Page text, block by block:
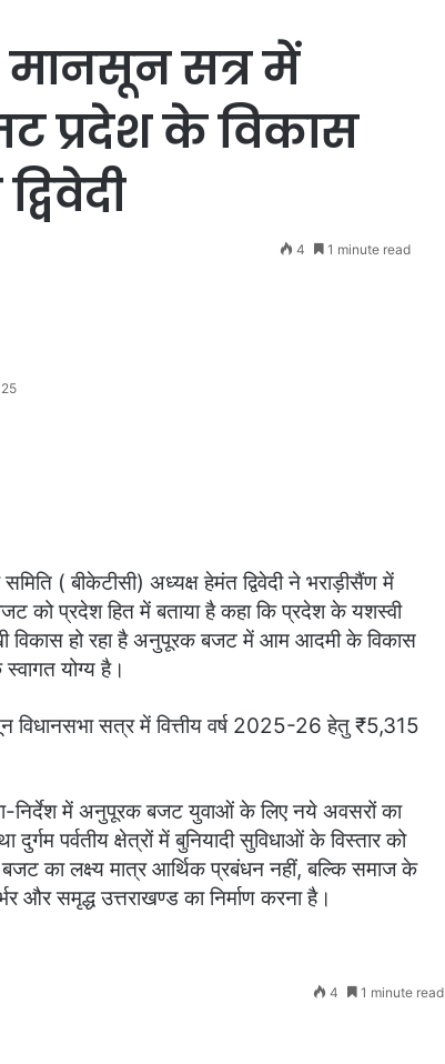
सत्र में
प्रदेश के विकास
4 1 minute read
( बीकेटीसी) अध्यक्ष हेमंत द्विवेदी ने भराड़ीसैंण में
को प्रदेश हित में बताया है कहा कि प्रदेश के यशस्वी
विकास हो रहा है अनुपूरक बजट में आम आदमी के विकास
योग्य है।
सत्र में वित्तीय वर्ष 2025-26 हेतु ₹5,315
निर्देश में अनुपूरक बजट युवाओं के लिए नये अवसरों का
पर्वतीय क्षेत्रों में बुनियादी सुविधाओं के विस्तार को
का लक्ष्य मात्र आर्थिक प्रबंधन नहीं, बल्कि समाज के
और समृद्ध उत्तराखण्ड का निर्माण करना है।
4 1 minute read